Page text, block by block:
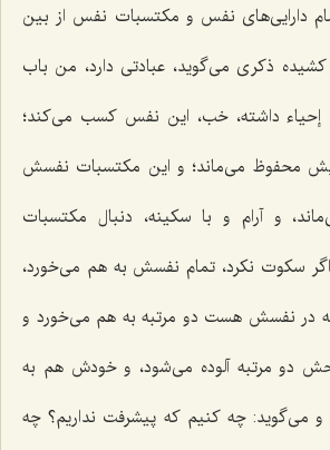
دارایی‌های نفس و مکتسبات نفس از بین
ذکری می‌گوید، عبادتی دارد، من باب
داشته، خب، این نفس کسب می‌کند؛
محفوظ می‌ماند؛ و این مکتسبات نفسش
و آرام و با سکینه، دنبال مکتسبات
سکوت نکرد، تمام نفسش به هم می‌خورد،
در نفسش هست دو مرتبه به هم می‌خورد و
دو مرتبه آلوده می‌شود، و خودش هم به
می‌گوید: چه کنیم که پیشرفت نداریم؟ چه